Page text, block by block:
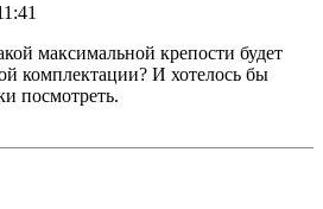
максимальной крепости будет
комплектации? И хотелось бы
посмотреть.